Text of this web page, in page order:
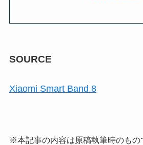
SOURCE
Xiaomi Smart Band 8
※本記事の内容は原稿執筆時のもの